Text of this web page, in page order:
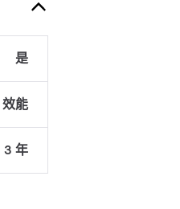
是
效能
3 年